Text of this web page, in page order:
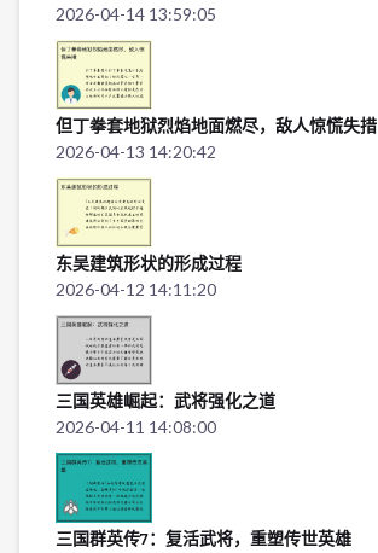
2026-04-14 13:59:05
但丁拳套地狱烈焰地面燃尽，敌人惊慌失措
2026-04-13 14:20:42
东吴建筑形状的形成过程
2026-04-12 14:11:20
三国英雄崛起：武将强化之道
2026-04-11 14:08:00
三国群英传7：复活武将，重塑传世英雄